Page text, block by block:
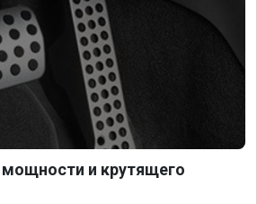
мощности и крутящего